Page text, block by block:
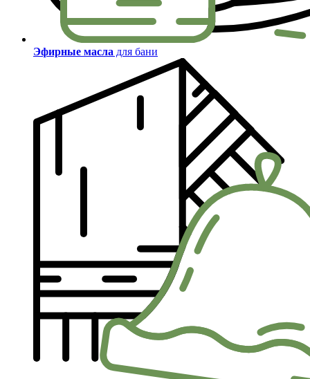
Эфирные масла для бани